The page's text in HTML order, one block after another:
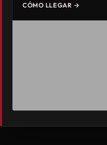
CÓMO LLEGAR →